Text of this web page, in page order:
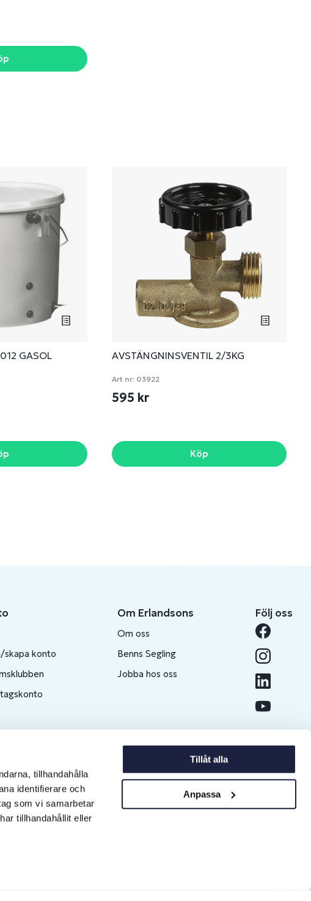
tillhandahålla
identifierare och
som vi samarbetar
tillhandahållit eller
Tillåt alla
Anpassa
GASOL AVSTÄNGNINSVENTIL 2/3KG
Art nr: 03922
595 kr
Köp
skapa konto
Om Erlandsons
Om oss
Benns Segling
Jobba hos oss
Följ oss